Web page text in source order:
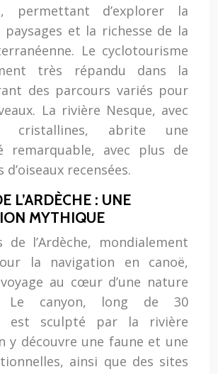
permettant d’explorer la
paysages et la richesse de la
Le cyclotourisme
très répandu dans la
des parcours variés pour
La rivière Nesque, avec
cristallines, abrite une
remarquable, avec plus de
d’oiseaux recensées.
L’ARDÈCHE : UNE
MYTHIQUE
de l’Ardèche, mondialement
la navigation en canoë,
au cœur d’une nature
Le canyon, long de 30
est sculpté par la rivière
y découvre une faune et une
ainsi que des sites